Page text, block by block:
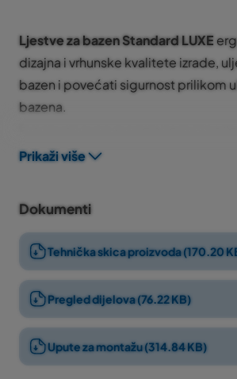
Ljestve za bazenStandard LUXE
dizajna i vrhunske kvalitete izrade,
bazen i povećati sigurnost prilikom
bazena.
poliranih, nehrđajućih čeličnih cijevi
Isporučuju se s kompletnim priborom
NAPOMENA: Slika prikazuje model s
Prikaži više
Dokumenti
Tehnička skica proizvoda (170.20
Pregled dijelova (76.22 KB)
Upute za montažu (314.84 KB)